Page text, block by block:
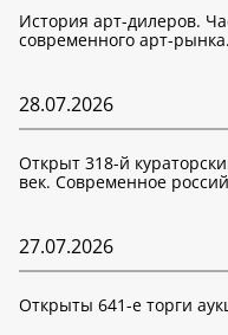
История арт-дилеров.
современного арт-
28.07.2026
Открыт 318-й
век. Современное
27.07.2026
Открыты 641-е торги